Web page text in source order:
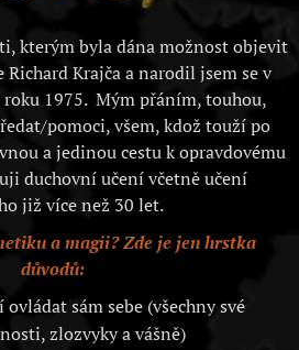
kterým byla dána možnost objevit
Krajča a narodil jsem se v
roku 1975. Mým přáním, touhou,
pomoci, všem, kdož touží po
a jedinou cestu k opravdovému
duchovní učení včetně učení
již více než 30 let.
a magii? Zde je jen hrstka
důvodů:
ovládat sám sebe (všechny své
zlozvyky a vášně)